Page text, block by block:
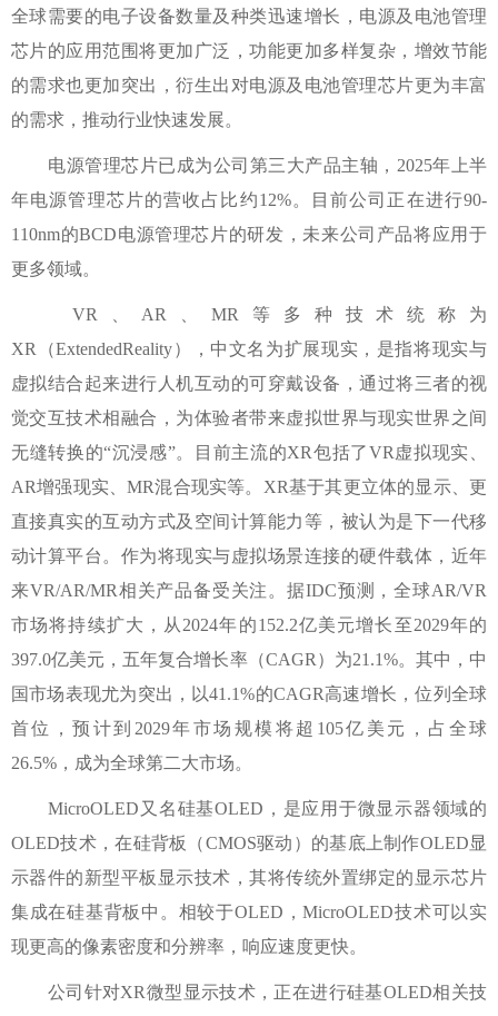
全球需要的电子设备数量及种类迅速增长，电源及电池管理
芯片的应用范围将更加广泛，功能更加多样复杂，增效节能
的需求也更加突出，衍生出对电源及电池管理芯片更为丰富
的需求，推动行业快速发展。
电源管理芯片已成为公司第三大产品主轴，2025年上半
年电源管理芯片的营收占比约12%。目前公司正在进行90-
110nm的BCD电源管理芯片的研发，未来公司产品将应用于
更多领域。
VR、AR、MR等多种技术统称为
XR（ExtendedReality），中文名为扩展现实，是指将现实与
虚拟结合起来进行人机互动的可穿戴设备，通过将三者的视
觉交互技术相融合，为体验者带来虚拟世界与现实世界之间
无缝转换的“沉浸感”。目前主流的XR包括了VR虚拟现实、
AR增强现实、MR混合现实等。XR基于其更立体的显示、更
直接真实的互动方式及空间计算能力等，被认为是下一代移
动计算平台。作为将现实与虚拟场景连接的硬件载体，近年
来VR/AR/MR相关产品备受关注。据IDC预测，全球AR/VR
市场将持续扩大，从2024年的152.2亿美元增长至2029年的
397.0亿美元，五年复合增长率（CAGR）为21.1%。其中，中
国市场表现尤为突出，以41.1%的CAGR高速增长，位列全球
首位，预计到2029年市场规模将超105亿美元，占全球
26.5%，成为全球第二大市场。
MicroOLED又名硅基OLED，是应用于微显示器领域的
OLED技术，在硅背板（CMOS驱动）的基底上制作OLED显
示器件的新型平板显示技术，其将传统外置绑定的显示芯片
集成在硅基背板中。相较于OLED，MicroOLED技术可以实
现更高的像素密度和分辨率，响应速度更快。
公司针对XR微型显示技术，正在进行硅基OLED相关技